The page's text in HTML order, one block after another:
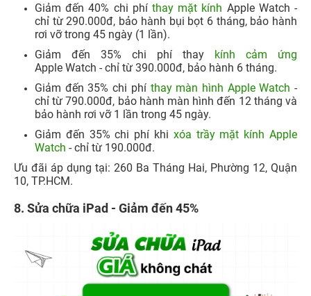
Giảm đến 40% chi phí thay mặt kính Apple Watch -
chỉ từ 290.000đ, bảo hành bụi bọt 6 tháng, bảo hành
rơi vỡ trong 45 ngày (1 lần).
Giảm đến 35% chi phí thay kính
cảm ứng
Apple Watch - chỉ từ 390.000đ, bảo hành 6 tháng.
Giảm đến 35% chi phí thay màn hình Apple Watch -
chỉ từ 790.000đ, bảo hành màn hình đến 12 tháng và
bảo hành rơi vỡ 1 lần trong 45 ngày.​
Giảm đến 35% chi phí khi xóa trầy mặt kính Apple
Watch - chỉ từ 190.000đ.​
​Ưu đãi áp dụng tại: 260 Ba Tháng Hai, Phường 12, Quận
10, TP.HCM.​
8. Sửa chữa iPad - Giảm đến 45%